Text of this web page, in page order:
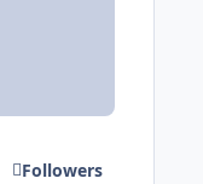
Followers